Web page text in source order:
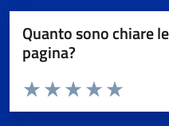
Quanto sono chiare
pagina?
Valuta da 1 a 5 stelle la pagina
Valuta 5
Valuta 4 stelle
Valuta 3 stelle su 5
Valuta 2 stelle su 5
Valuta 1 stelle su 5